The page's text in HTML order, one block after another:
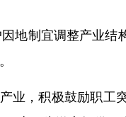
地制宜调整产业
业，积极鼓励职工